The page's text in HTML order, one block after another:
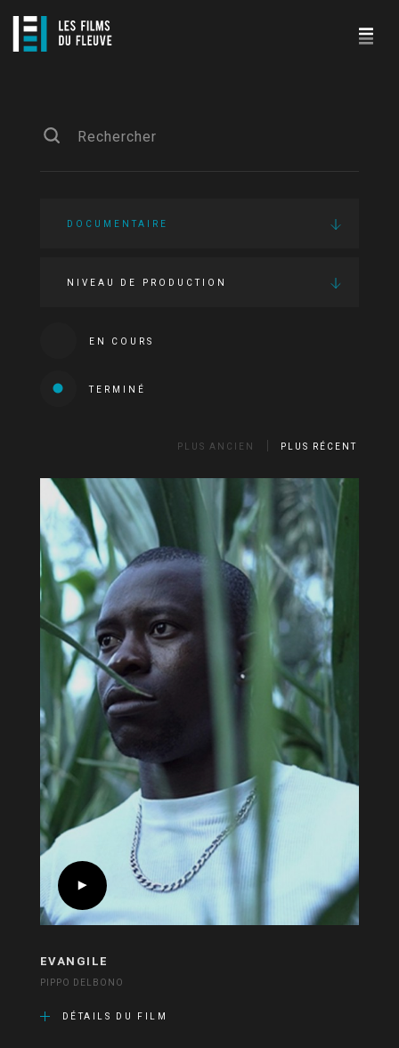
DOCUMENTAIRE
NIVEAU DE PRODUCTION
EN COURS
TERMINÉ
PLUS ANCIEN PLUS RÉCENT
EVANGILE
PIPPO DELBONO
DÉTAILS DU FILM